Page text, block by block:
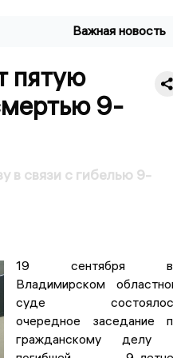
Важная новость
пятую
9-
в связи с гибелью 9-
19 сентября
Владимирском
суде
очередное заседание
гражданскому делу